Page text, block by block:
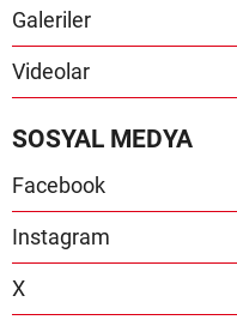
Galeriler
Videolar
SOSYAL MEDYA
Facebook
Instagram
X